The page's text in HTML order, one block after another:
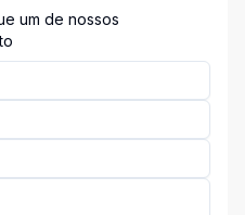
um de nossos